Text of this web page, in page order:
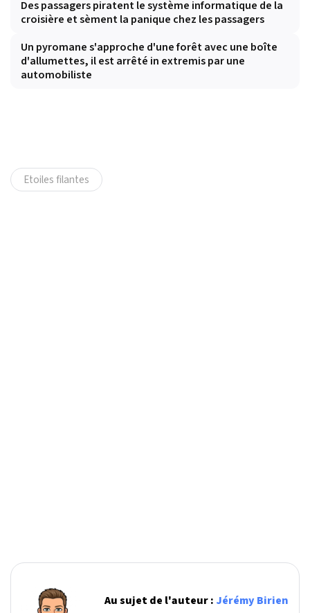
Des passagers piratent le système informatique de la
croisière et sèment la panique chez les passagers
Un pyromane s'approche d'une forêt avec une boîte
d'allumettes, il est arrêté in extremis par une
automobiliste
Etoiles filantes
Au sujet de l'auteur : Jérémy Birien